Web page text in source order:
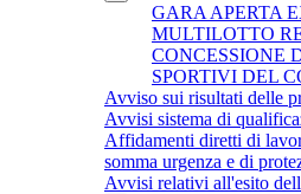
GARA APERTA
MULTILOTTO
CONCESSIONE
SPORTIVI DEL
Avviso sui risultati delle
Avvisi sistema di
Affidamenti diretti di
somma urgenza e di
Avvisi relativi all'esito